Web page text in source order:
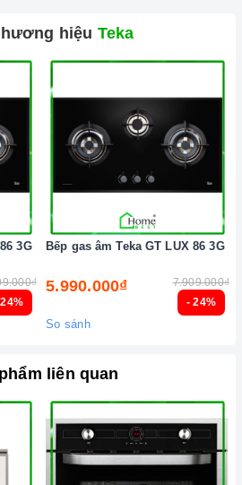
hiệu Teka
3G
- 24%
Bếp gas âm Teka GT LUX 86 3G
5.990.000₫ 7.909.000₫
So sánh
liên quan